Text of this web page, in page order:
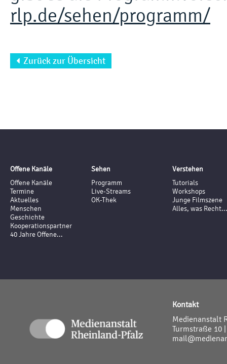
rlp.de/sehen/programm/
Zurück zur Übersicht
Offene Kanäle
Offene Kanäle
Termine
Aktuelles
Menschen
Geschichte
Kooperationspartner
40 Jahre Offene...
Sehen
Programm
Live-Streams
OK-Thek
Verstehen
Tutorials
Workshops
Junge Filmszene
Alles, was Recht...
Kontakt
Medienanstalt
Turmstraße 10